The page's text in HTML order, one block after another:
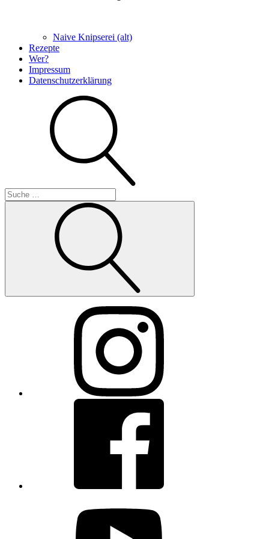
Naive Knipserei (alt)
Rezepte
Wer?
Impressum
Datenschutzerklärung